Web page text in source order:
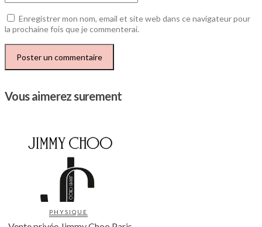
Enregistrer mon nom, email et site web dans ce navigateur pour
la prochaine fois que je commenterai.
Vous aimerez surement
PHYSIQUE